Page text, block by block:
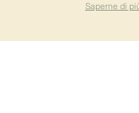
Saperne di